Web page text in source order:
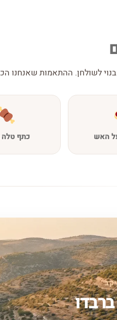
לשולחן. ההתאמות שאנחנו
האש כתף טלה